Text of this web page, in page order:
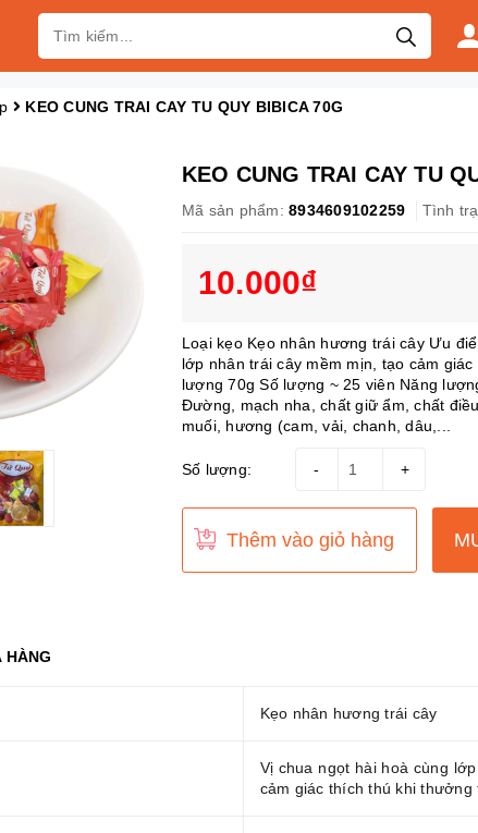
KEO CUNG TRAI CAY TU QUY BIBICA 70G
KEO CUNG TRAI CAY TU
Mã sản phẩm: 8934609102259 Tình
10.000₫
Loại kẹo Kẹo nhân hương trái cây Ưu
lớp nhân trái cây mềm mịn, tạo cảm
lượng 70g Số lượng ~ 25 viên Năng
Đường, mạch nha, chất giữ ẩm, chất
muối, hương (cam, vải, chanh, dâu,...
Số lượng: +
-
Thêm vào giỏ hàng
HÀNG
Kẹo nhân hương trái cây
Vị chua ngọt hài hoà cùng
cảm giác thích thú khi thưởng